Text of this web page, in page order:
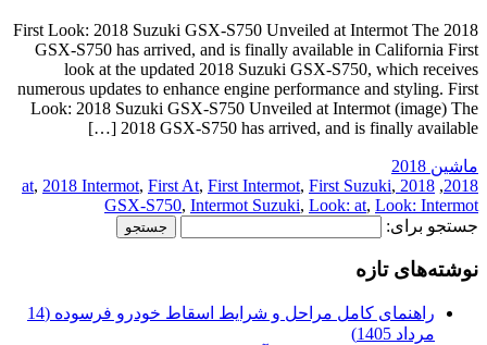
First Look: 2018 Suzuki GSX-S750 Unveiled at Intermot The 2018
GSX-S750 has arrived, and is finally available in California First
look at the updated 2018 Suzuki GSX-S750, which receives
numerous updates to enhance engine performance and styling. First
Look: 2018 Suzuki GSX-S750 Unveiled at Intermot (image) The
2018 GSX-S750 has arrived, and is finally available […]
ماشین 2018
2018
,
2018 at
, 2018 Intermot, First At, First Intermot, First Suzuki,
GSX-S750, Intermot Suzuki, Look: at, Look: Intermot
جستجو برای:
نوشته‌های تازه
راهنمای کامل مراحل و شرایط اسقاط خودرو فرسوده (14
مرداد 1405)